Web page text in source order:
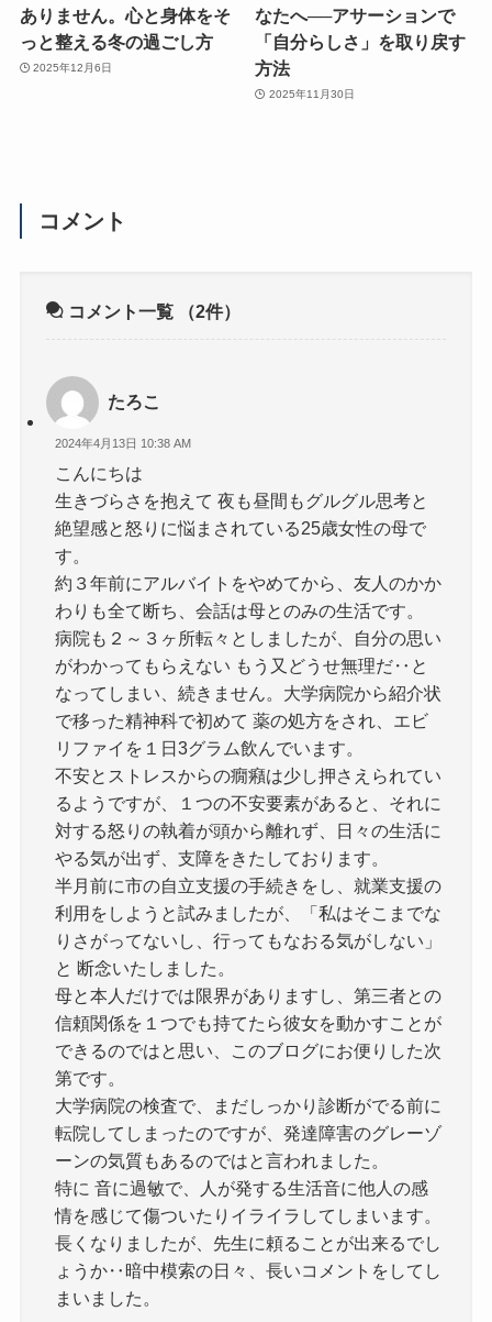
ありません。心と身体をそ
っと整える冬の過ごし方
2025年12月6日
なたへ──アサーションで
「自分らしさ」を取り戻す
方法
2025年11月30日
コメント
コメント一覧 （2件）
たろこ
2024年4月13日 10:38 AM
こんにちは
生きづらさを抱えて 夜も昼間もグルグル思考と
絶望感と怒りに悩まされている25歳女性の母で
す。
約３年前にアルバイトをやめてから、友人のかか
わりも全て断ち、会話は母とのみの生活です。
病院も２～３ヶ所転々としましたが、自分の思い
がわかってもらえない もう又どうせ無理だ‥と
なってしまい、続きません。大学病院から紹介状
で移った精神科で初めて 薬の処方をされ、エビ
リファイを１日3グラム飲んでいます。
不安とストレスからの癇癪は少し押さえられてい
るようですが、１つの不安要素があると、それに
対する怒りの執着が頭から離れず、日々の生活に
やる気が出ず、支障をきたしております。
半月前に市の自立支援の手続きをし、就業支援の
利用をしようと試みましたが、「私はそこまでな
りさがってないし、行ってもなおる気がしない」
と 断念いたしました。
母と本人だけでは限界がありますし、第三者との
信頼関係を１つでも持てたら彼女を動かすことが
できるのではと思い、このブログにお便りした次
第です。
大学病院の検査で、まだしっかり診断がでる前に
転院してしまったのですが、発達障害のグレーゾ
ーンの気質もあるのではと言われました。
特に 音に過敏で、人が発する生活音に他人の感
情を感じて傷ついたりイライラしてしまいます。
長くなりましたが、先生に頼ることが出来るでし
ょうか‥暗中模索の日々、長いコメントをしてし
まいました。